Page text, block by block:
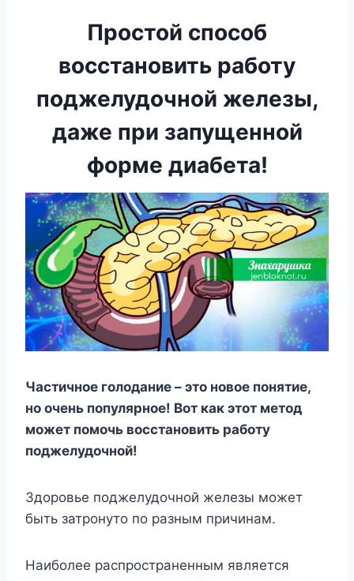
Простой способ
восстановить работу
поджелудочной железы,
даже при запущенной
форме диабета!
Частичное голодание – это новое понятие,
но очень популярное! Вот как этот метод
может помочь восстановить работу
поджелудочной!
Здоровье поджелудочной железы может
быть затронуто по разным причинам.
Наиболее распространенным является